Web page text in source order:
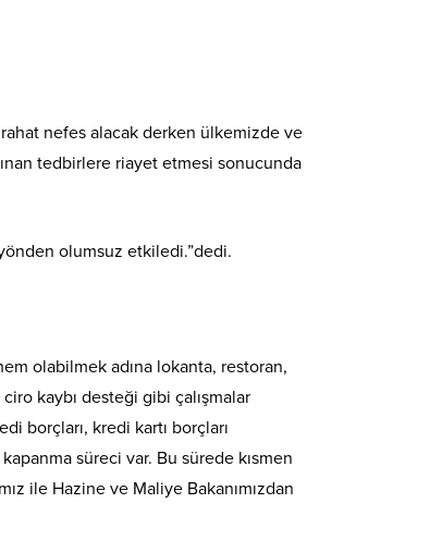
rahat nefes alacak derken ülkemizde ve
tedbirlere riayet etmesi sonucunda
olumsuz etkiledi.”dedi.
olabilmek adına lokanta, restoran,
kaybı desteği gibi çalışmalar
borçları, kredi kartı borçları
süreci var. Bu sürede kısmen
ile Hazine ve Maliye Bakanımızdan